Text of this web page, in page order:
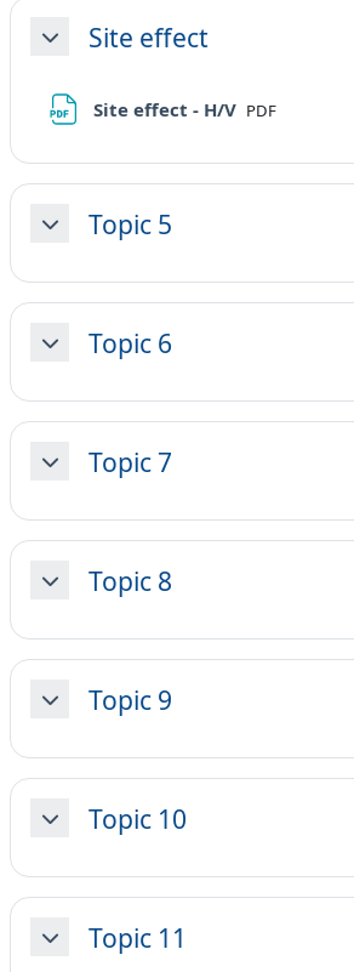
MinimizzaSite effect
Site effect - H/V File
PDF
MinimizzaTopic 5
MinimizzaTopic 6
MinimizzaTopic 7
MinimizzaTopic 8
MinimizzaTopic 9
MinimizzaTopic 10
MinimizzaTopic 11